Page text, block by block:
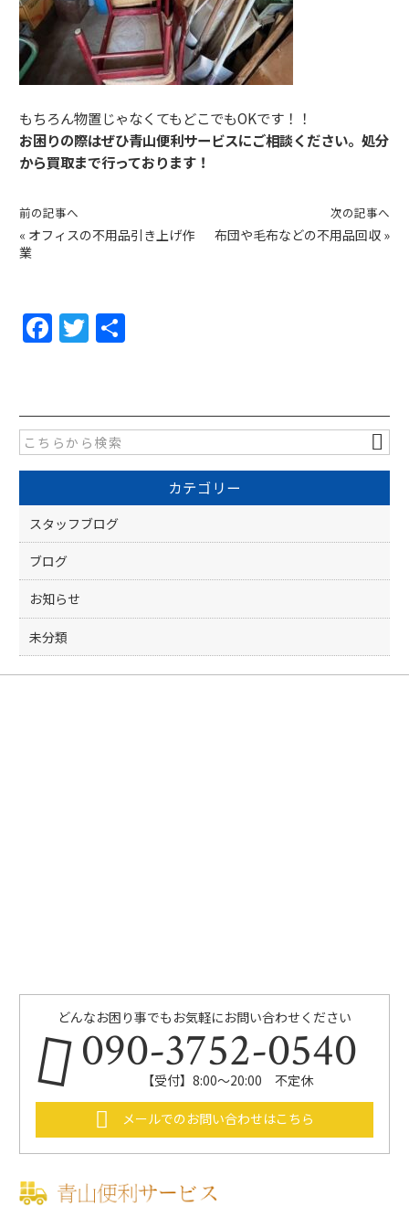
もちろん物置じゃなくてもどこでもOKです！！
お困りの際はぜひ青山便利サービスにご相談ください。処分
から買取まで行っております！
前の記事へ
« オフィスの不用品引き上げ作
業
次の記事へ
布団や毛布などの不用品回収 »
F
a
e
b
o
o
k
T
w
er
カテゴリー
スタッフブログ
ブログ
お知らせ
未分類
どんなお困り事でもお気軽にお問い合わせください
090-3752-0540
【受付】8:00～20:00 不定休
メールでのお問い合わせはこちら